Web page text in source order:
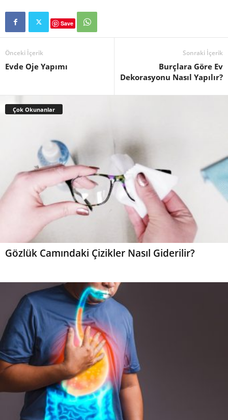
Save
Önceki İçerik
Evde Oje Yapımı
Sonraki İçerik
Burçlara Göre Ev
Dekorasyonu Nasıl Yapılır?
Çok Okunanlar
Gözlük Camındaki Çizikler Nasıl Giderilir?